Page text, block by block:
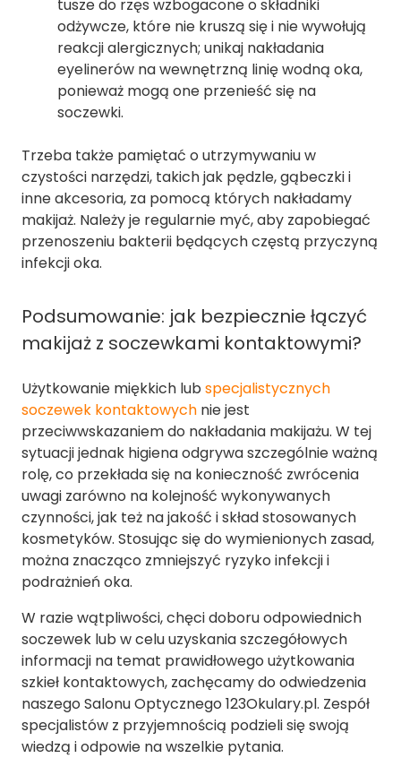
tusze do rzęs wzbogacone o składniki
odżywcze, które nie kruszą się i nie wywołują
reakcji alergicznych; unikaj nakładania
eyelinerów na wewnętrzną linię wodną oka,
ponieważ mogą one przenieść się na
soczewki.
Trzeba także pamiętać o utrzymywaniu w
czystości narzędzi, takich jak pędzle, gąbeczki i
inne akcesoria, za pomocą których nakładamy
makijaż. Należy je regularnie myć, aby zapobiegać
przenoszeniu bakterii będących częstą przyczyną
infekcji oka.
Podsumowanie: jak bezpiecznie łączyć
makijaż z soczewkami kontaktowymi?
Użytkowanie miękkich lub specjalistycznych
soczewek kontaktowych nie jest
przeciwwskazaniem do nakładania makijażu. W tej
sytuacji jednak higiena odgrywa szczególnie ważną
rolę, co przekłada się na konieczność zwrócenia
uwagi zarówno na kolejność wykonywanych
czynności, jak też na jakość i skład stosowanych
kosmetyków. Stosując się do wymienionych zasad,
można znacząco zmniejszyć ryzyko infekcji i
podrażnień oka.
W razie wątpliwości, chęci doboru odpowiednich
soczewek lub w celu uzyskania szczegółowych
informacji na temat prawidłowego użytkowania
szkieł kontaktowych, zachęcamy do odwiedzenia
naszego Salonu Optycznego 123Okulary.pl. Zespół
specjalistów z przyjemnością podzieli się swoją
wiedzą i odpowie na wszelkie pytania.